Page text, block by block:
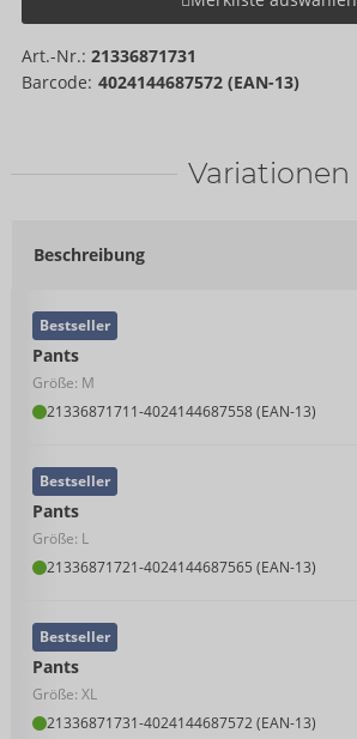
Art.-Nr.: 21336871731
Barcode: 4024144687572 (EAN-13)
Variationen
Beschreibung
Pants
Größe: M
21336871711-4024144687558 (EAN-13)
Bestseller
Pants
Größe: L
21336871721-4024144687565 (EAN-13)
Bestseller
Pants
Größe: XL
21336871731-4024144687572 (EAN-13)
Bestseller